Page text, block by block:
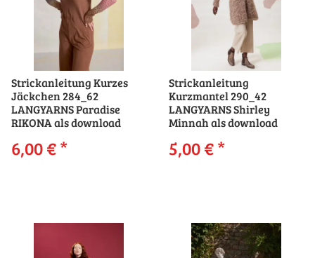
Strickanleitung Kurzes
Jäckchen 284_62
LANGYARNS Paradise
RIKONA als download
6,00 €*
Strickanleitung
Kurzmantel 290_42
LANGYARNS Shirley
Minnah als download
5,00 €*